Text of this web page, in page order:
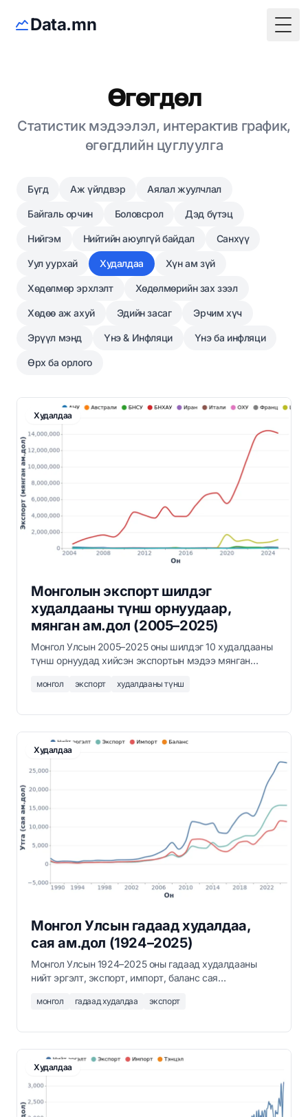
Data.mn
Өгөгдөл
Статистик мэдээлэл, интерактив график,
өгөгдлийн цуглуулга
Бүгд Аж үйлдвэр Аялал жуулчлал
Байгаль орчин Боловсрол Дэд бүтэц
Нийгэм Нийтийн аюулгүй байдал Санхүү
Уул уурхай Худалдаа Хүн ам зүй
Хөдөлмөр эрхлэлт Хөдөлмөрийн зах зээл
Хөдөө аж ахуй Эдийн засаг Эрчим хүч
Эрүүл мэнд Үнэ & Инфляци Үнэ ба инфляци
Өрх ба орлого
Худалдаа
Монголын экспорт шилдэг
худалдааны түнш орнуудаар,
мянган ам.дол (2005–2025)
Монгол Улсын 2005–2025 оны шилдэг 10 худалдааны
түнш орнуудад хийсэн экспортын мэдээ мянган
хувийг эзэлдэг.
монгол экспорт худалдааны түнш
Худалдаа
Монгол Улсын гадаад худалдаа,
сая ам.дол (1924–2025)
Монгол Улсын 1924–2025 оны гадаад худалдааны
нийт эргэлт, экспорт, импорт, баланс сая
мэдээ.
монгол гадаад худалдаа экспорт
Худалдаа